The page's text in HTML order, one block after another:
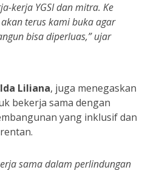
kerja YGSI dan mitra. Ke
terus kami buka agar
bisa diperluas,” ujar
Liliana, juga menegaskan
bekerja sama dengan
yang inklusif dan
sama dalam perlindungan